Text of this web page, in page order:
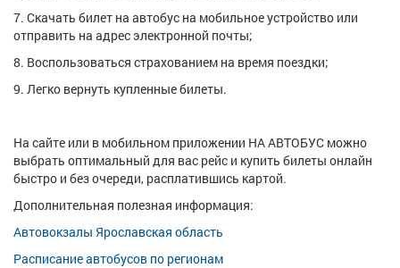
7. Скачать билет на автобус на мобильное устройство или
отправить на адрес электронной почты;
8. Воспользоваться страхованием на время поездки;
9. Легко вернуть купленные билеты.
На сайте или в мобильном приложении НА АВТОБУС можно
выбрать оптимальный для вас рейс и купить билеты онлайн
быстро и без очереди, расплатившись картой.
Дополнительная полезная информация:
Автовокзалы Ярославская область
Расписание автобусов по регионам